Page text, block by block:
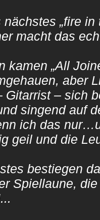
nächstes „fire
macht das
kamen „All
aber
Gitarrist – sich
singend auf
ich das
geil und die
bestiegen
Spiellaune,